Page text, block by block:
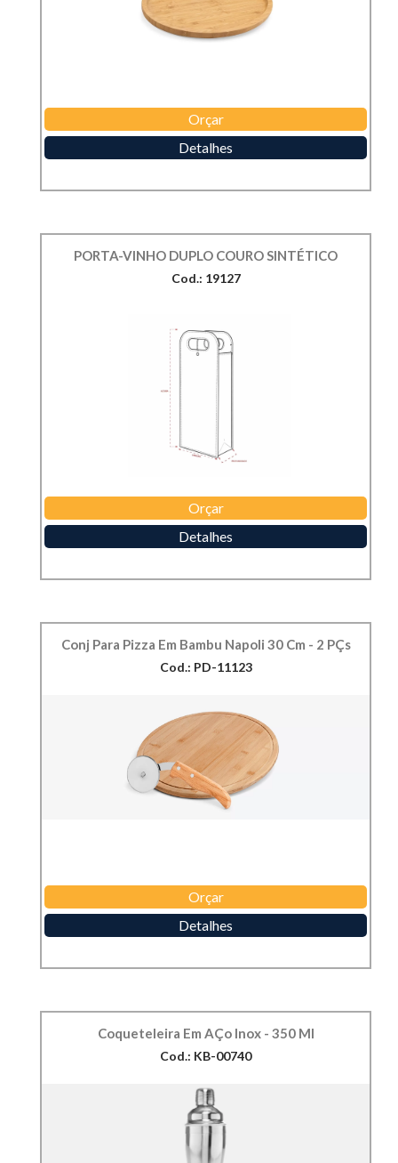
Orçar
Detalhes
PORTA-VINHO DUPLO COURO SINTÉTICO
Cod.: 19127
Orçar
Detalhes
Conj Para Pizza Em Bambu Napoli 30 Cm - 2 PÇs
Cod.: PD-11123
Orçar
Detalhes
Coqueteleira Em AÇo Inox - 350 Ml
Cod.: KB-00740